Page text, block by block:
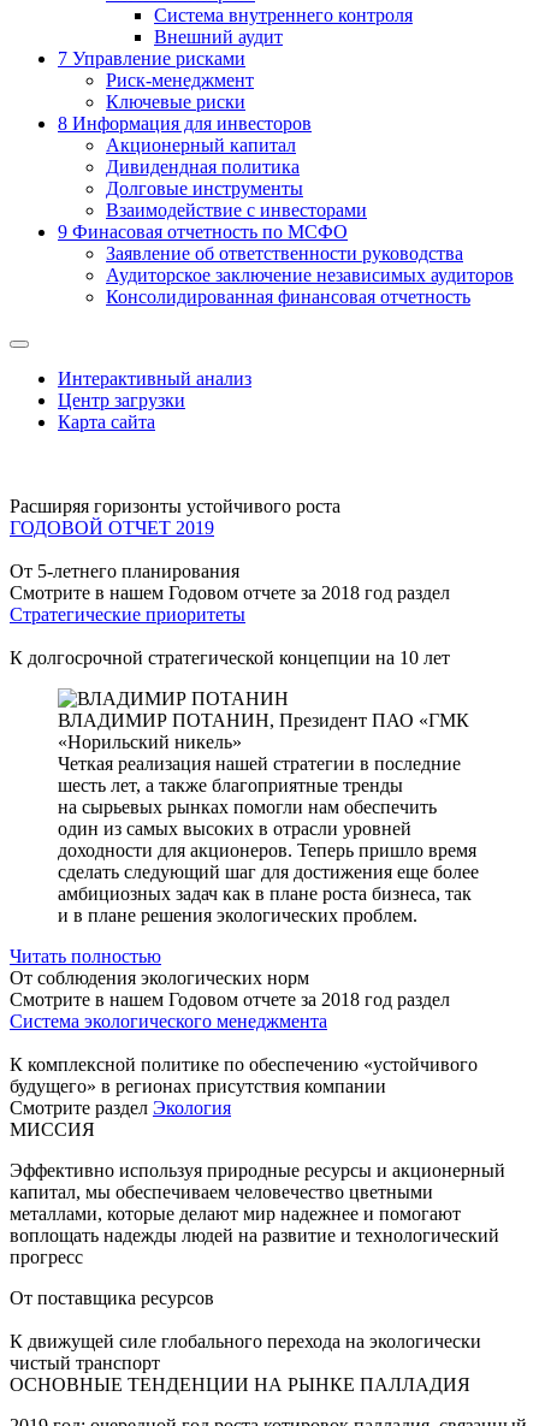
Система внутреннего контроля
Внешний аудит
7 Управление рисками
Риск-менеджмент
Ключевые риски
8 Информация для инвесторов
Акционерный капитал
Дивидендная политика
Долговые инструменты
Взаимодействие с инвеcторами
9 Финасовая отчетность по МСФО
Заявление об ответственности руководства
Аудиторское заключение независимых аудиторов
Консолидированная финансовая отчетность
Интерактивный анализ
Центр загрузки
Карта сайта
Расширяя горизонты устойчивого роста
ГОДОВОЙ ОТЧЕТ 2019
От 5-летнего планирования
Смотрите в нашем Годовом отчете за 2018 год раздел
Стратегические приоритеты
К долгосрочной стратегической концепции на 10 лет
ВЛАДИМИР ПОТАНИН, Президент ПАО «ГМК
«Норильский никель»
Четкая реализация нашей стратегии в последние
шесть лет, а также благоприятные тренды
на сырьевых рынках помогли нам обеспечить
один из самых высоких в отрасли уровней
доходности для акционеров. Теперь пришло время
сделать следующий шаг для достижения еще более
амбициозных задач как в плане роста бизнеса, так
и в плане решения экологических проблем.
Читать полностью
От соблюдения экологических норм
Смотрите в нашем Годовом отчете за 2018 год раздел
Система экологического менеджмента
К комплексной политике по обеспечению «устойчивого
будущего» в регионах присутствия компании
Смотрите раздел Экология
МИССИЯ
Эффективно используя природные ресурсы и акционерный
капитал, мы обеспечиваем человечество цветными
металлами, которые делают мир надежнее и помогают
воплощать надежды людей на развитие и технологический
прогресс
От поставщика ресурсов
К движущей силе глобального перехода на экологически
чистый транспорт
ОСНОВНЫЕ ТЕНДЕНЦИИ НА РЫНКЕ ПАЛЛАДИЯ